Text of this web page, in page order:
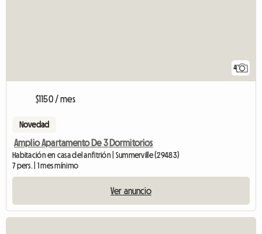
4
$1150 / mes
Novedad
Amplio Apartamento De 3 Dormitorios
Habitación en casa del anfitrión | Summerville (29483)
7 pers. | 1 mes mínimo
Ver anuncio